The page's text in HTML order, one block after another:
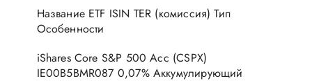
Название ETF ISIN TER (комиссия) Тип
Особенности
iShares Core S&P 500 Acc (CSPX)
IE00B5BMR087 0,07% Аккумулирующий